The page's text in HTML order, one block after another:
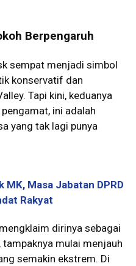
Berpengaruh
sempat menjadi simbol
konservatif dan
Tapi kini, keduanya
ini adalah
yang tak lagi punya
Masa Jabatan DPRD
Rakyat
dirinya sebagai
tampaknya mulai menjauh
semakin ekstrem. Di